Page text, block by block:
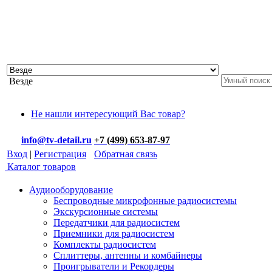
Везде
Не нашли интересующий Вас товар?
info@tv-detail.ru +7 (499) 653-87-97
Вход | Регистрация
Обратная связь
Каталог товаров
Аудиооборудование
Беспроводные микрофонные радиосистемы
Экскурсионные системы
Передатчики для радиосистем
Приемники для радиосистем
Комплекты радиосистем
Сплиттеры, антенны и комбайнеры
Проигрыватели и Рекордеры